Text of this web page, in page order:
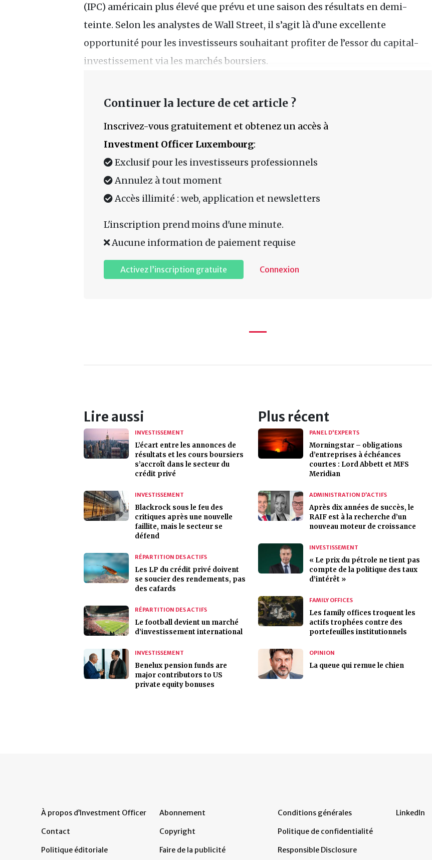
(IPC) américain plus élevé que prévu et une saison des résultats en demi-
teinte. Selon les analystes de Wall Street, il s’agit là d’une excellente
opportunité pour les investisseurs souhaitant profiter de l’essor du capital-
investissement via les marchés boursiers.
Continuer la lecture de cet article ?
Inscrivez-vous gratuitement et obtenez un accès à
Investment Officer Luxembourg:
Exclusif pour les investisseurs professionnels
Annulez à tout moment
Accès illimité : web, application et newsletters
L'inscription prend moins d'une minute.
Aucune information de paiement requise
Activez l’inscription gratuite Connexion
Lire aussi
INVESTISSEMENT
L’écart entre les annonces de
résultats et les cours boursiers
s’accroît dans le secteur du
crédit privé
INVESTISSEMENT
Blackrock sous le feu des
critiques après une nouvelle
faillite, mais le secteur se
défend
RÉPARTITION DES ACTIFS
Les LP du crédit privé doivent
se soucier des rendements, pas
des cafards
RÉPARTITION DES ACTIFS
Le football devient un marché
d’investissement international
INVESTISSEMENT
Benelux pension funds are
major contributors to US
private equity bonuses
Plus récent
PANEL D'EXPERTS
Morningstar – obligations
d’entreprises à échéances
courtes : Lord Abbett et MFS
Meridian
ADMINISTRATION D’ACTIFS
Après dix années de succès, le
RAIF est à la recherche d’un
nouveau moteur de croissance
INVESTISSEMENT
« Le prix du pétrole ne tient pas
compte de la politique des taux
d’intérêt »
FAMILY OFFICES
Les family offices troquent les
actifs trophées contre des
portefeuilles institutionnels
OPINION
La queue qui remue le chien
À propos d’Investment Officer
Contact
Politique éditoriale
Abonnement
Copyright
Faire de la publicité
Conditions générales
Politique de confidentialité
Responsible Disclosure
LinkedIn